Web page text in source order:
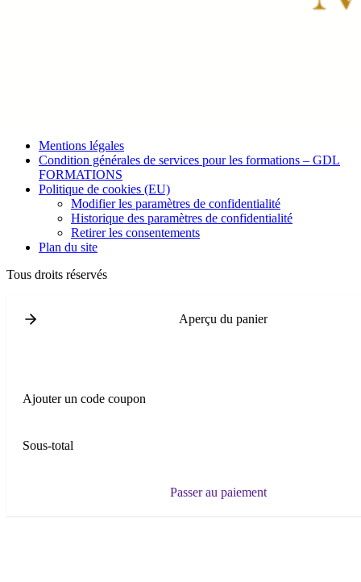
Mentions légales
Condition générales de services pour les formations – GDL
FORMATIONS
Politique de cookies (EU)
Modifier les paramètres de confidentialité
Historique des paramètres de confidentialité
Retirer les consentements
Plan du site
Tous droits réservés
Aperçu du panier
Ajouter un code coupon
Sous-total
Passer au paiement